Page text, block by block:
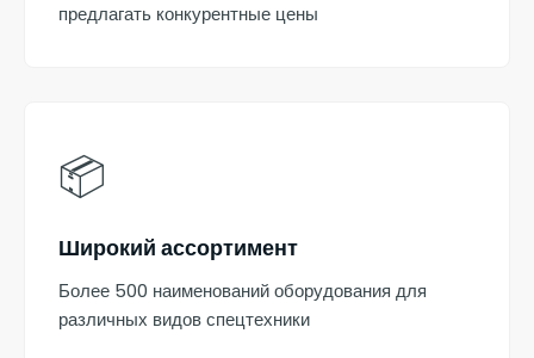
предлагать конкурентные цены
📦
Широкий ассортимент
Более 500 наименований оборудования для
различных видов спецтехники